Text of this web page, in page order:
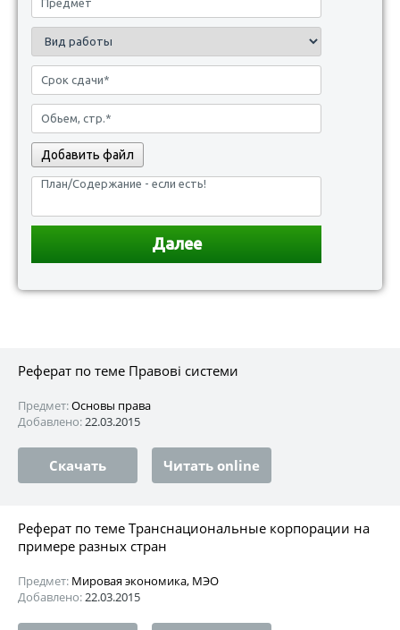
Добавить файл
Реферат по теме Правові системи
Предмет:Основы права
Добавлено:22.03.2015
Скачать Читать online
Реферат по теме Транснациональные корпорации на
примере разных стран
Предмет: Мировая экономика, МЭО
Добавлено:22.03.2015